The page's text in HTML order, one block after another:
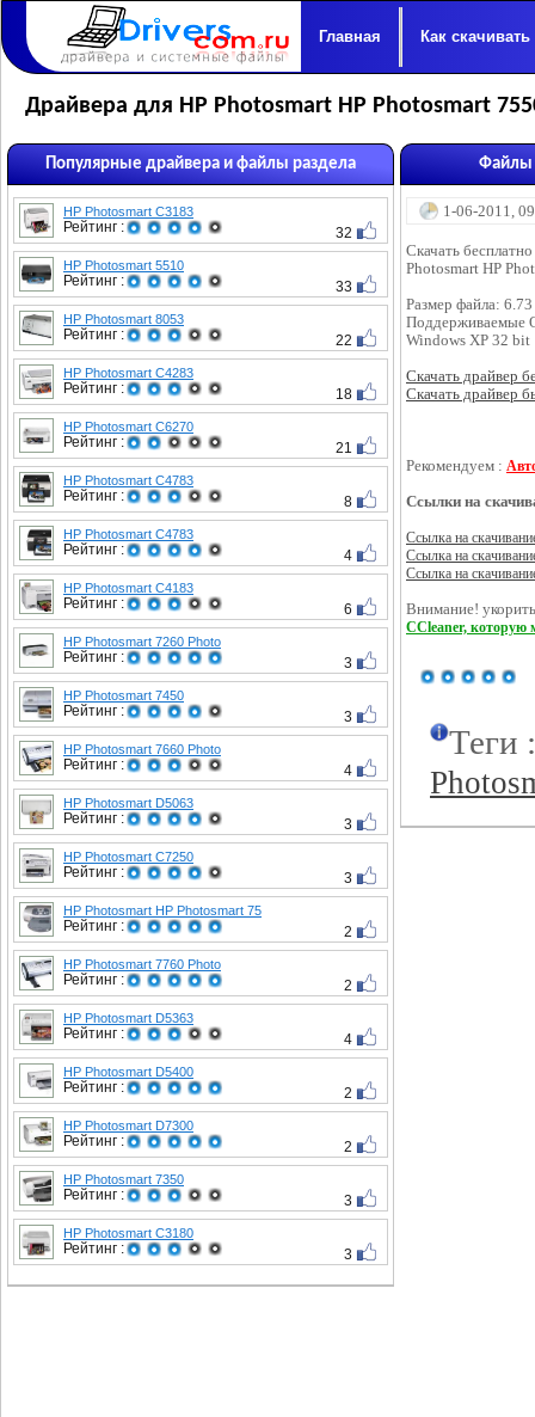
Главная Как скачивать
Драйвера для HP Photosmart HP Photosmart
Популярные драйвера и файлы раздела
HP Photosmart C3183
Рейтинг : 32
HP Photosmart 5510
Рейтинг : 33
HP Photosmart 8053
Рейтинг : 22
HP Photosmart C4283
Рейтинг : 18
HP Photosmart C6270
Рейтинг : 21
HP Photosmart C4783
Рейтинг : 8
HP Photosmart C4783
Рейтинг : 4
HP Photosmart C4183
Рейтинг : 6
HP Photosmart 7260 Photo
Рейтинг : 3
HP Photosmart 7450
Рейтинг : 3
HP Photosmart 7660 Photo
Рейтинг : 4
HP Photosmart D5063
Рейтинг : 3
HP Photosmart C7250
Рейтинг : 3
HP Photosmart HP Photosmart 75
Рейтинг : 2
HP Photosmart 7760 Photo
Рейтинг : 2
HP Photosmart D5363
Рейтинг : 4
HP Photosmart D5400
Рейтинг : 2
HP Photosmart D7300
Рейтинг : 2
HP Photosmart 7350
Рейтинг : 3
HP Photosmart C3180
Рейтинг : 3
Файлы
1-06-2011,
Скачать
Photosmart HP
Размер файла:
Поддерживаемые
Windows XP 32 bit
Скачать драйвер
Скачать драйвер
Рекомендуем :
Ссылки на
Ссылка на
Ссылка на
Ссылка на
Внимание!
CCleaner, которую
Теги